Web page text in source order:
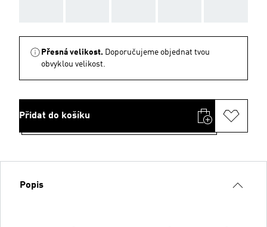
Přesná velikost. Doporučujeme objednat tvou
obvyklou velikost.
Přidat do košíku
Popis